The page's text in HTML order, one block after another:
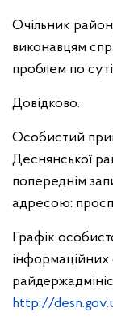
Очільник
виконавцям
проблем по
Довідково.
Особистий
Деснянської
попереднім
адресою:
Графік
інформаційних
http://